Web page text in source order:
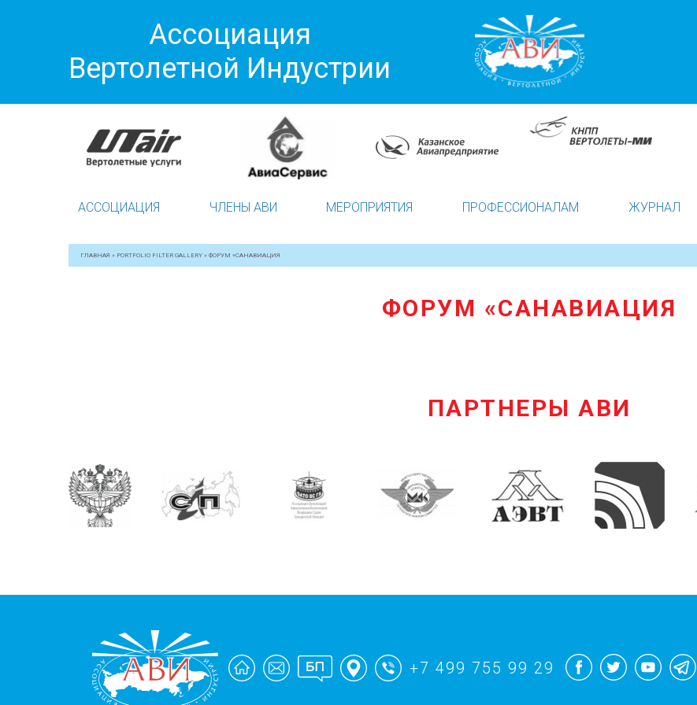
Ассоциация
Вертолетной Индустрии
АССОЦИАЦИЯ ЧЛЕНЫ АВИ МЕРОПРИЯТИЯ ПРОФЕССИОНАЛАМ ЖУРНАЛ
ГЛАВНАЯ » PORTFOLIO FILTER GALLERY » ФОРУМ «САНАВИАЦИЯ
ФОРУМ «САНАВИАЦИЯ
ПАРТНЕРЫ АВИ
+7 499 755 99 29